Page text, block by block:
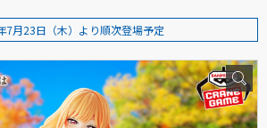
7月23日（木）より順次登場予定